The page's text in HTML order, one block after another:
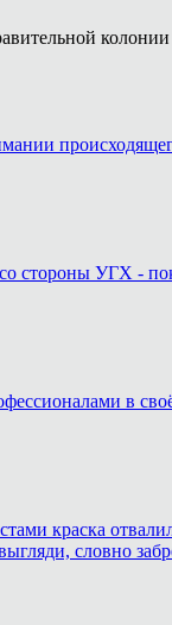
стороны УГХ -
в
краска
словно